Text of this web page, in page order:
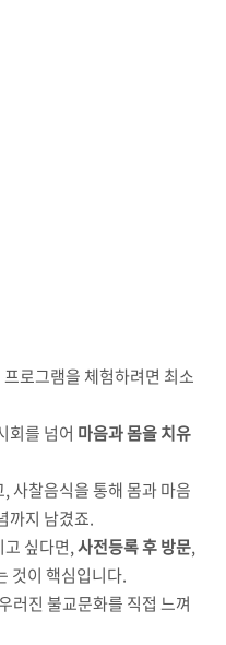
로그램을 체험하려면 최소
회를 넘어 마음과 몸을 치유
사찰음식을 통해 몸과 마음
까지 남겼죠.
싶다면,사전등록 후 방문,
것이 핵심입니다.
러진 불교문화를 직접 느껴